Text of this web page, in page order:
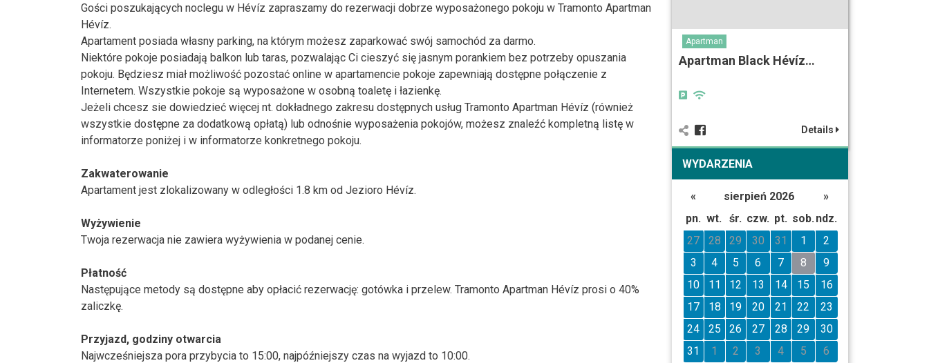
Gości poszukających noclegu w Hévíz zapraszamy do rezerwacji dobrze wyposażonego pokoju w Tramonto Apartman
Hévíz.
Apartament posiada własny parking, na którym możesz zaparkować swój samochód za darmo.
Niektóre pokoje posiadają balkon lub taras, pozwalając Ci cieszyć się jasnym porankiem bez potrzeby opuszania
pokoju. Będziesz miał możliwość pozostać online w apartamencie pokoje zapewniają dostępne połączenie z
Internetem. Wszystkie pokoje są wyposażone w osobną toaletę i łazienkę.
Jeżeli chcesz sie dowiedzieć więcej nt. dokładnego zakresu dostępnych usług Tramonto Apartman Hévíz (również
wszystkie dostępne za dodatkową opłatą) lub odnośnie wyposażenia pokojów, możesz znaleźć kompletną listę w
informatorze poniżej i w informatorze konkretnego pokoju.
Zakwaterowanie
Apartament jest zlokalizowany w odległości 1.8 km od Jezioro Hévíz.
Wyżywienie
Twoja rezerwacja nie zawiera wyżywienia w podanej cenie.
Płatność
Następujące metody są dostępne aby opłacić rezerwację: gotówka i przelew. Tramonto Apartman Hévíz prosi o 40%
zaliczkę.
Przyjazd, godziny otwarcia
Najwcześniejsza pora przybycia to 15:00, najpóźniejszy czas na wyjazd to 10:00.
Apartman
Apartman Black Hévíz…
Details
WYDARZENIA
« sierpień 2026
»
pn. wt. śr. czw. pt. sob. ndz.
27
28 29 30 31 1
2
3
4 5 6 7 8
9
10
11 12 13 14 15
16
17
18 19 20 21 22
23
24
25 26 27 28 29
30
31
1 2 3 4 5 6